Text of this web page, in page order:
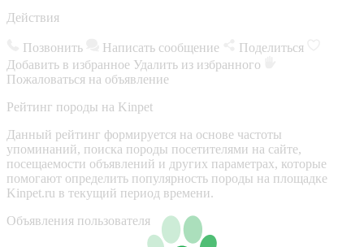
Действия
Позвонить Написать сообщение
Поделиться
Добавить в избранное Удалить из избранного
Пожаловаться на объявление
Рейтинг породы на Kinpet
Данный рейтинг формируется на основе частоты
упоминаний, поиска породы посетителями на сайте,
посещаемости объявлений и других параметрах, которые
помогают определить популярность породы на площадке
Kinpet.ru в текущий период времени.
Объявления пользователя